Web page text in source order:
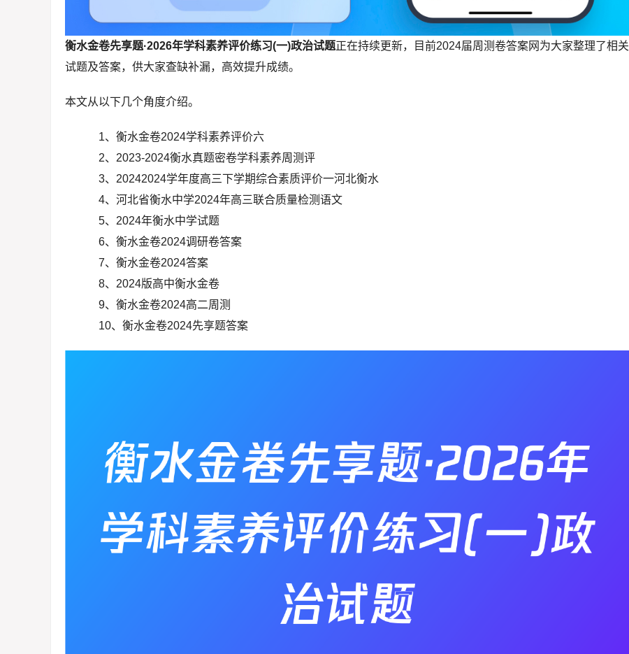
衡水金卷先享题·2026年学科素养评价练习(一)政治试题正在持续更新，目前2024届周测卷答案网为大家整理了相关
试题及答案，供大家查缺补漏，高效提升成绩。
本文从以下几个角度介绍。
1、衡水金卷2024学科素养评价六
2、2023-2024衡水真题密卷学科素养周测评
3、20242024学年度高三下学期综合素质评价一河北衡水
4、河北省衡水中学2024年高三联合质量检测语文
5、2024年衡水中学试题
6、衡水金卷2024调研卷答案
7、衡水金卷2024答案
8、2024版高中衡水金卷
9、衡水金卷2024高二周测
10、衡水金卷2024先享题答案